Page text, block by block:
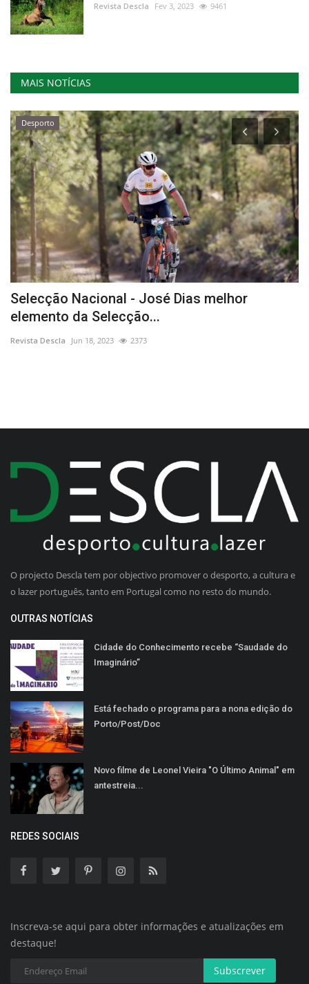
Revista Descla Fev 3, 2023 9461
MAIS NOTÍCIAS
Desporto
Selecção Nacional - José Dias melhor
elemento da Selecção...
Revista Descla Jun 18, 2023 2373
O projecto Descla tem por objectivo promover o desporto, a cultura e
o lazer português, tanto em Portugal como no resto do mundo.
OUTRAS NOTÍCIAS
Cidade do Conhecimento recebe “Saudade do
Imaginário”
Está fechado o programa para a nona edição do
Porto/Post/Doc
Novo filme de Leonel Vieira "O Último Animal" em
antestreia...
REDES SOCIAIS
Inscreva-se aqui para obter informações e atualizações em
destaque!
Subscrever